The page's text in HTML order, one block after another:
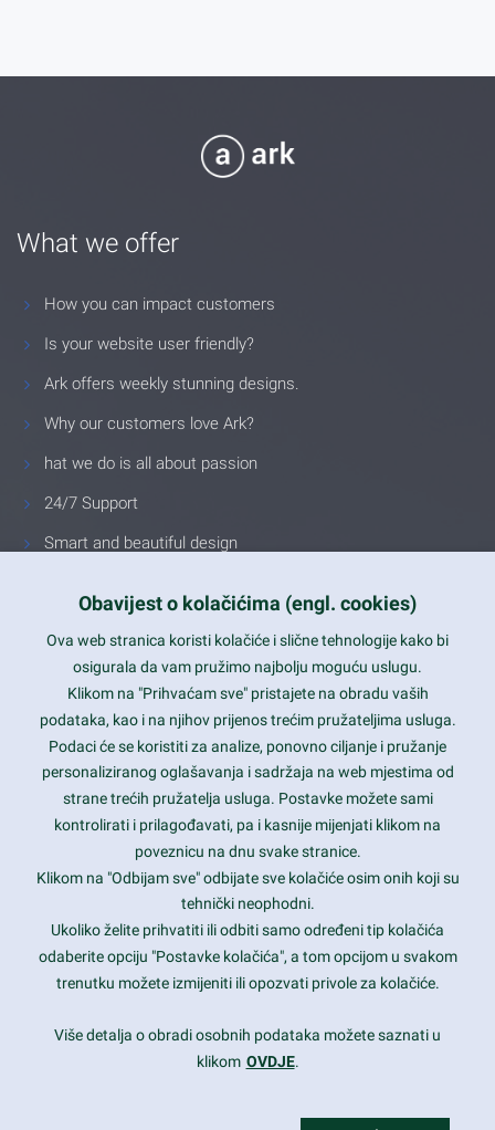
What we offer
How you can impact customers
Is your website user friendly?
Ark offers weekly stunning designs.
Why our customers love Ark?
hat we do is all about passion
24/7 Support
Smart and beautiful design
Latest trends and much more...
Contact Info
1600 Amphitheatre Parkway, Mountain View, CA 94043
prothemes.net@gmail.com
Daily: 9:00 am - 6:00 pm
Sunday: Closed
Copyright 2017FRESHFACE© All Rights Reserved
Obavijest o kolačićima (engl. cookies)
Ova web stranica koristi kolačiće i slične tehnologije kako bi
osigurala da vam pružimo najbolju moguću uslugu.
Klikom na "Prihvaćam sve" pristajete na obradu vaših
podataka, kao i na njihov prijenos trećim pružateljima usluga.
Podaci će se koristiti za analize, ponovno ciljanje i pružanje
personaliziranog oglašavanja i sadržaja na web mjestima od
strane trećih pružatelja usluga. Postavke možete sami
kontrolirati i prilagođavati, pa i kasnije mijenjati klikom na
poveznicu na dnu svake stranice.
Klikom na "Odbijam sve" odbijate sve kolačiće osim onih koji su
tehnički neophodni.
Ukoliko želite prihvatiti ili odbiti samo određeni tip kolačića
odaberite opciju "Postavke kolačića", a tom opcijom u svakom
trenutku možete izmijeniti ili opozvati privole za kolačiće.
Više detalja o obradi osobnih podataka možete saznati u
klikom OVDJE.